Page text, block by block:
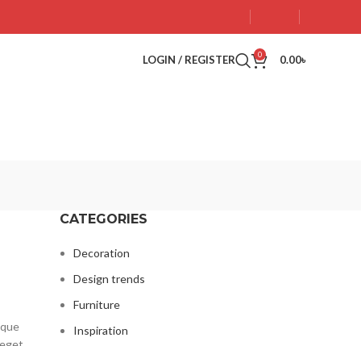
LOGIN / REGISTER 0 0.00৳
CATEGORIES
Decoration
Design trends
Furniture
Inspiration